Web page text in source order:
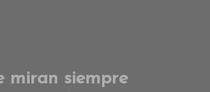
miran siempre